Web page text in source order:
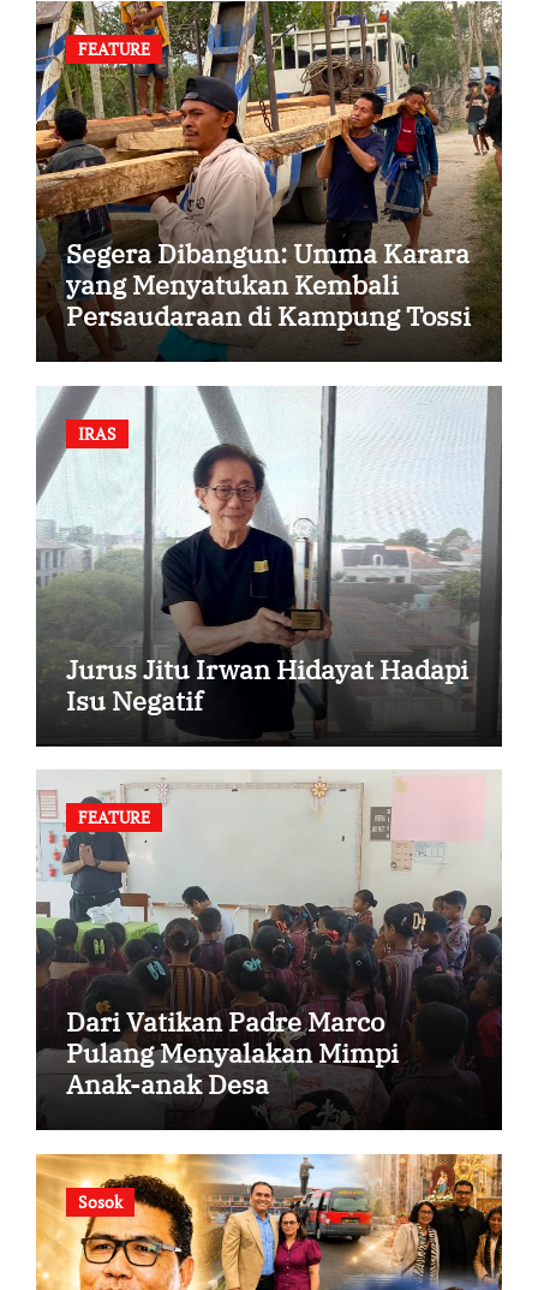
FEATURE
Segera Dibangun: Umma Karara
yang Menyatukan Kembali
Persaudaraan di Kampung Tossi
IRAS
Jurus Jitu Irwan Hidayat Hadapi
Isu Negatif
FEATURE
Dari Vatikan Padre Marco
Pulang Menyalakan Mimpi
Anak-anak Desa
Sosok